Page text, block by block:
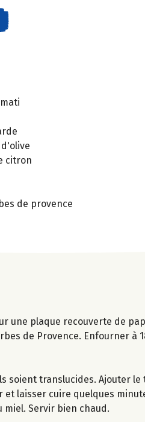
d'olive
citron
de provence
une plaque recouverte de
de Provence. Enfourner à
soient translucides. Ajouter
et laisser cuire quelques
Servir bien chaud.